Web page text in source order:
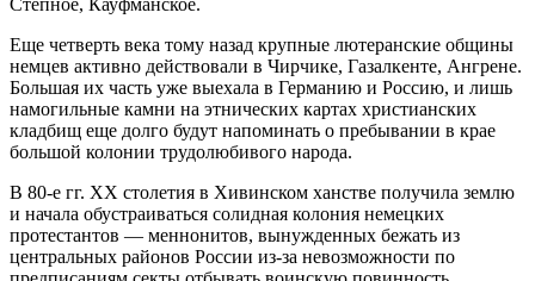
Еще четверть века тому назад крупные лютеранские общины
немцев активно действовали в Чирчике, Газалкенте, Ангрене.
Большая их часть уже выехала в Германию и Россию, и лишь
намогильные камни на этнических картах христианских
кладбищ еще долго будут напоминать о пребывании в крае
большой колонии трудолюбивого народа.
В 80-е гг. XX столетия в Хивинском ханстве получила землю
и начала обустраиваться солидная колония немецких
протестантов — меннонитов, вынужденных бежать из
центральных районов России из-за невозможности по